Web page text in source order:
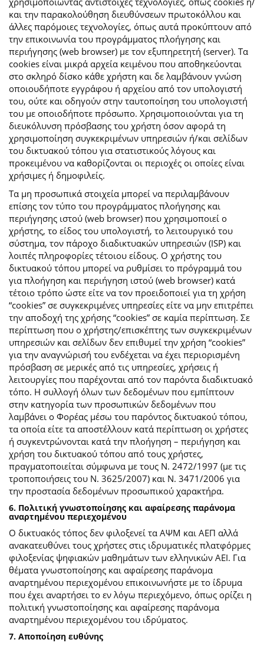
και την παρακολούθηση διευθύνσεων πρωτοκόλλου και
άλλες παρόμοιες τεχνολογίες, όπως αυτά προκύπτουν από
την επικοινωνία του προγράμματος πλοήγησης και
περιήγησης (web browser) με τον εξυπηρετητή (server). Τα
cookies είναι μικρά αρχεία κειμένου που αποθηκεύονται
στο σκληρό δίσκο κάθε χρήστη και δε λαμβάνουν γνώση
οποιουδήποτε εγγράφου ή αρχείου από τον υπολογιστή
του, ούτε και οδηγούν στην ταυτοποίηση του υπολογιστή
του με οποιοδήποτε πρόσωπο. Χρησιμοποιούνται για τη
διευκόλυνση πρόσβασης του χρήστη όσον αφορά τη
χρησιμοποίηση συγκεκριμένων υπηρεσιών ή/και σελίδων
του δικτυακού τόπου για στατιστικούς λόγους και
προκειμένου να καθορίζονται οι περιοχές οι οποίες είναι
χρήσιμες ή δημοφιλείς.
Τα μη προσωπικά στοιχεία μπορεί να περιλαμβάνουν
επίσης τον τύπο του προγράμματος πλοήγησης και
περιήγησης ιστού (web browser) που χρησιμοποιεί ο
χρήστης, το είδος του υπολογιστή, το λειτουργικό του
σύστημα, τον πάροχο διαδικτυακών υπηρεσιών (ISP) και
λοιπές πληροφορίες τέτοιου είδους. Ο χρήστης του
δικτυακού τόπου μπορεί να ρυθμίσει το πρόγραμμά του
για πλοήγηση και περιήγηση ιστού (web browser) κατά
τέτοιο τρόπο ώστε είτε να τον προειδοποιεί για τη χρήση
“cookies” σε συγκεκριμένες υπηρεσίες είτε να μην επιτρέπει
την αποδοχή της χρήσης “cookies” σε καμία περίπτωση. Σε
περίπτωση που ο χρήστης/επισκέπτης των συγκεκριμένων
υπηρεσιών και σελίδων δεν επιθυμεί την χρήση “cookies”
για την αναγνώρισή του ενδέχεται να έχει περιορισμένη
πρόσβαση σε μερικές από τις υπηρεσίες, χρήσεις ή
λειτουργίες που παρέχονται από τον παρόντα διαδικτυακό
τόπο. Η συλλογή όλων των δεδομένων που εμπίπτουν
στην κατηγορία των προσωπικών δεδομένων που
λαμβάνει ο Φορέας μέσω του παρόντος δικτυακού τόπου,
τα οποία είτε τα αποστέλλουν κατά περίπτωση οι χρήστες
ή συγκεντρώνονται κατά την πλοήγηση – περιήγηση και
χρήση του δικτυακού τόπου από τους χρήστες,
πραγματοποιείται σύμφωνα με τους Ν. 2472/1997 (με τις
τροποποιήσεις του Ν. 3625/2007) και Ν. 3471/2006 για
την προστασία δεδομένων προσωπικού χαρακτήρα.
6. Πολιτική γνωστοποίησης και αφαίρεσης παράνομα
αναρτημένου περιεχομένου
Ο δικτυακός τόπος δεν φιλοξενεί τα ΑΨΜ και ΑΕΠ αλλά
ανακατευθύνει τους χρήστες στις ιδρυματικές πλατφόρμες
φιλοξενίας ψηφιακών μαθημάτων των ελληνικών ΑΕΙ. Για
θέματα γνωστοποίησης και αφαίρεσης παράνομα
αναρτημένου περιεχομένου επικοινωνήστε με το ίδρυμα
που έχει αναρτήσει το εν λόγω περιεχόμενο, όπως ορίζει η
πολιτική γνωστοποίησης και αφαίρεσης παράνομα
αναρτημένου περιεχομένου του ιδρύματος.
7. Αποποίηση ευθύνης